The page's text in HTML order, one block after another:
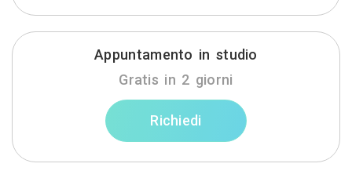
Appuntamento in studio
Gratis in 2 giorni
Richiedi